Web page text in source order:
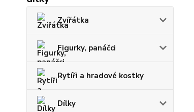
Zvířátka
Figurky, panáčci
Rytíři a hradové kostky
Dílky